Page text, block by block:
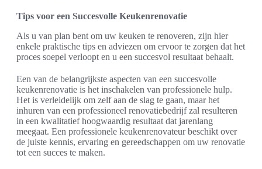
Tips voor een Succesvolle Keukenrenovatie
Als u van plan bent om uw keuken te renoveren, zijn hier
enkele praktische tips en adviezen om ervoor te zorgen dat het
proces soepel verloopt en u een succesvol resultaat behaalt.
Een van de belangrijkste aspecten van een succesvolle
keukenrenovatie is het inschakelen van professionele hulp.
Het is verleidelijk om zelf aan de slag te gaan, maar het
inhuren van een professioneel renovatiebedrijf zal resulteren
in een kwalitatief hoogwaardig resultaat dat jarenlang
meegaat. Een professionele keukenrenovateur beschikt over
de juiste kennis, ervaring en gereedschappen om uw renovatie
tot een succes te maken.